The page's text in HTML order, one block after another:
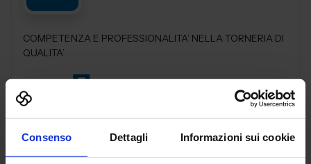
Consenso Dettagli Informazioni sui cookie
COMPETENZA E PROFESSIONALITA’ NELLA TORNERIA DI
QUALITA’
Padiglione:Pad. 25Stand:B84
Vai alla scheda